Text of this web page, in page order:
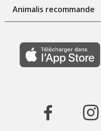
Animalis recommande